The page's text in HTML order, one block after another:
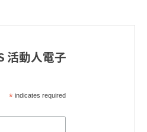
活動人電子
*indicates required